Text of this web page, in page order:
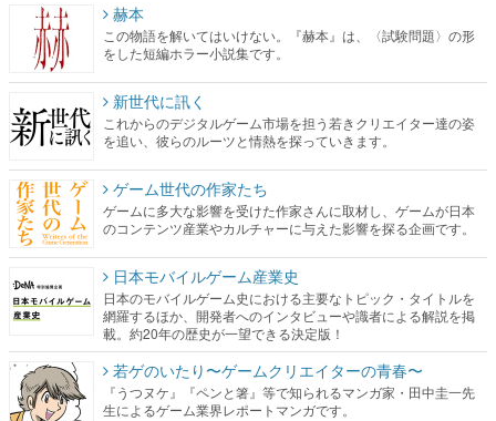
赫本
この物語を解いてはいけない。『赫本』は、〈試験問題〉の形
をした短編ホラー小説集です。
新世代に訊く
これからのデジタルゲーム市場を担う若きクリエイター達の姿
を追い、彼らのルーツと情熱を探っていきます。
ゲーム世代の作家たち
ゲームに多大な影響を受けた作家さんに取材し、ゲームが日本
のコンテンツ産業やカルチャーに与えた影響を探る企画です。
日本モバイルゲーム産業史
日本のモバイルゲーム史における主要なトピック・タイトルを
網羅するほか、開発者へのインタビューや識者による解説を掲
載。約20年の歴史が一望できる決定版！
若ゲのいたり〜ゲームクリエイターの青春〜
『うつヌケ』『ペンと箸』等で知られるマンガ家・田中圭一先
生によるゲーム業界レポートマンガです。